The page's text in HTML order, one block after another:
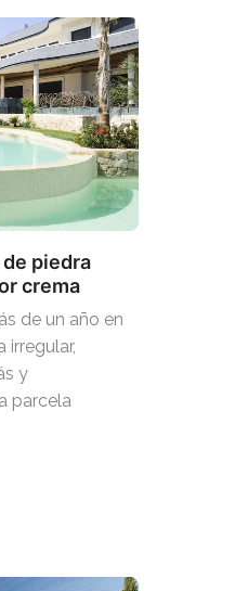
piedra
crema
de un año en
irregular,
y
parcela